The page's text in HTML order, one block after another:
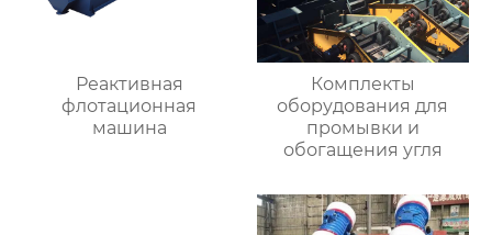
Реактивная
флотационная
машина
Комплекты
оборудования для
промывки и
обогащения угля